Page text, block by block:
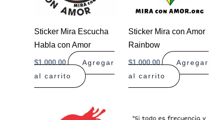
Sticker Mira Escucha
Habla con Amor
$1.000,00
Agregar
al carrito
Sticker Mira con Amor
Rainbow
$1.000,00
Agregar
al carrito